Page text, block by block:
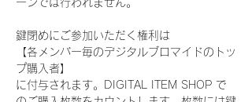
ーンでは行われません。
鍵閉めにご参加いただく権利は
【各メンバー毎のデジタルブロマイドのトッ
プ購入者】
に付与されます。DIGITAL ITEM SHOP で